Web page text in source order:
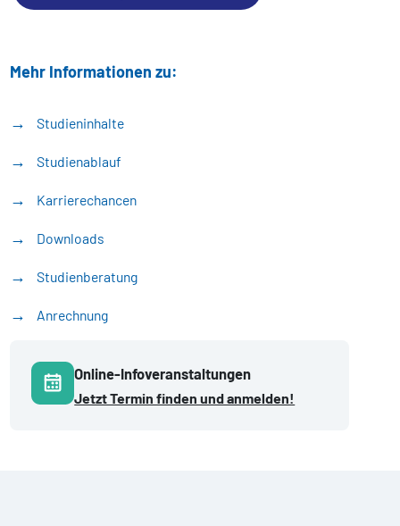
Mehr Informationen zu:
Studieninhalte
Studienablauf
Karrierechancen
Downloads
Studienberatung
Anrechnung
Online-Infoveranstaltungen
Jetzt Termin finden und anmelden!